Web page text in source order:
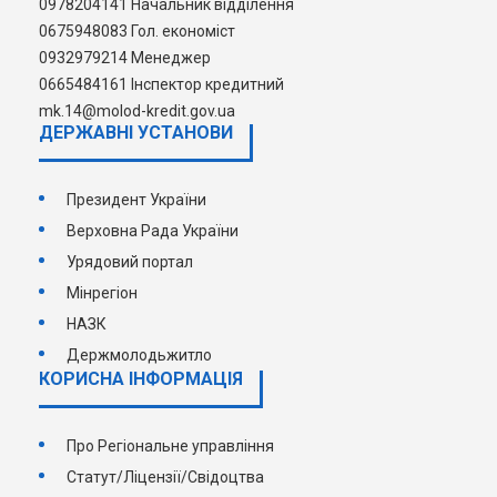
0978204141 Начальник відділення
0675948083 Гол. економіст
0932979214 Менеджер
0665484161 Інспектор кредитний
mk.14@molod-kredit.gov.ua
ДЕРЖАВНI УСТАНОВИ
Президент України
Верховна Рада України
Урядовий портал
Мінрегіон
НАЗК
Держмолодьжитло
КОРИСНА ІНФОРМАЦІЯ
Про Регіональне управління
Статут/Ліцензії/Свідоцтва